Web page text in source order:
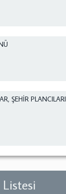
ŞEHİR PLANCILARI